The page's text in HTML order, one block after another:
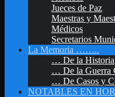
Jueces de Paz
Maestras y
Médicos
Secretarios
La Memoria ……..
… De la Historia
… De la Guerra
… De Casos y
NOTABLES EN